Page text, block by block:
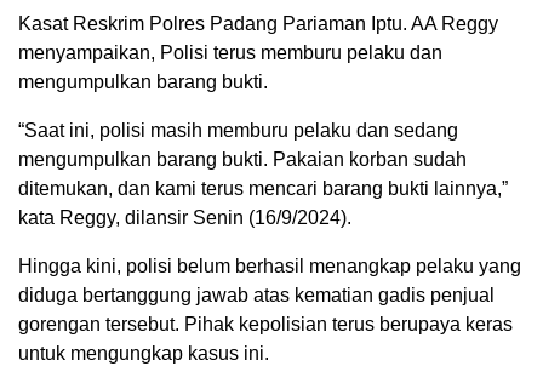
Kasat Reskrim Polres Padang Pariaman Iptu. AA Reggy
menyampaikan, Polisi terus memburu pelaku dan
mengumpulkan barang bukti.
“Saat ini, polisi masih memburu pelaku dan sedang
mengumpulkan barang bukti. Pakaian korban sudah
ditemukan, dan kami terus mencari barang bukti lainnya,”
kata Reggy, dilansir Senin (16/9/2024).
Hingga kini, polisi belum berhasil menangkap pelaku yang
diduga bertanggung jawab atas kematian gadis penjual
gorengan tersebut. Pihak kepolisian terus berupaya keras
untuk mengungkap kasus ini.